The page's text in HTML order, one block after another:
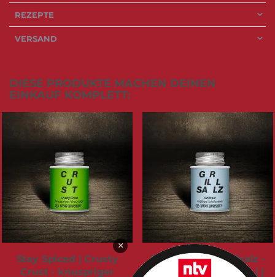
REZEPTE
VERSAND
DIESE PRODUKTE MACHEN DEINEN
EINKAUF KOMPLETT:
Stay Spiced | Crusty
Crust - knuspriger
Stay Spiced | Grillsalz -
kräftige Salzflocken | |
×